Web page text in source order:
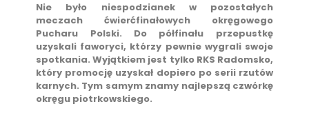
Nie było niespodzianek w pozostałych
meczach ćwierćfinałowych okręgowego
Pucharu Polski. Do półfinału przepustkę
uzyskali faworyci, którzy pewnie wygrali swoje
spotkania. Wyjątkiem jest tylko RKS Radomsko,
który promocję uzyskał dopiero po serii rzutów
karnych. Tym samym znamy najlepszą czwórkę
okręgu piotrkowskiego.